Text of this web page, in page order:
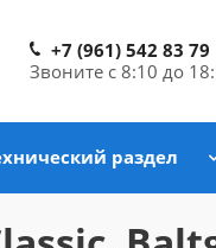
+7 (961) 542 83 79
Звоните с 8:10 до
раздел